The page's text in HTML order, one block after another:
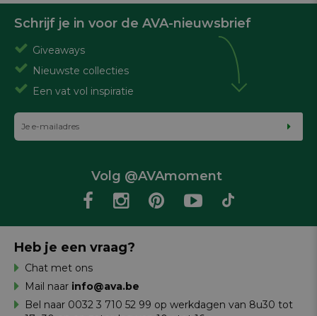
Schrijf je in voor de AVA-nieuwsbrief
Giveaways
Nieuwste collecties
Een vat vol inspiratie
Volg @AVAmoment
Heb je een vraag?
Chat met ons
Mail naar info@ava.be
Bel naar 0032 3 710 52 99 op werkdagen van 8u30 tot